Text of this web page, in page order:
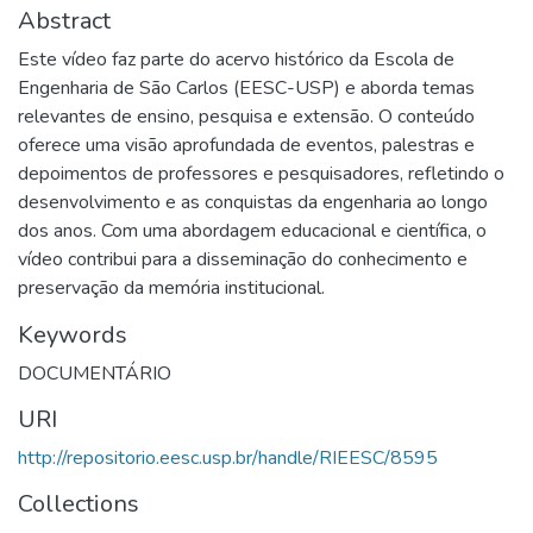
Abstract
Este vídeo faz parte do acervo histórico da Escola de
Engenharia de São Carlos (EESC-USP) e aborda temas
relevantes de ensino, pesquisa e extensão. O conteúdo
oferece uma visão aprofundada de eventos, palestras e
depoimentos de professores e pesquisadores, refletindo o
desenvolvimento e as conquistas da engenharia ao longo
dos anos. Com uma abordagem educacional e científica, o
vídeo contribui para a disseminação do conhecimento e
preservação da memória institucional.
Keywords
DOCUMENTÁRIO
URI
http://repositorio.eesc.usp.br/handle/RIEESC/8595
Collections